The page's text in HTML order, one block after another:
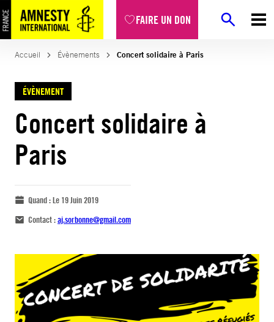
FAIRE UN DON
Accueil Évènements Concert solidaire à Paris
ÉVÈNEMENT
Concert solidaire à
Paris
Quand :Le 19 Juin 2019
Contact :aj.sorbonne@gmail.com